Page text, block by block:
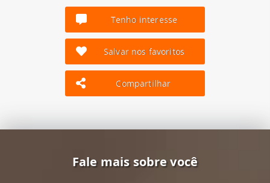
Tenho interesse
Salvar nos favoritos
Compartilhar
Fale mais sobre você